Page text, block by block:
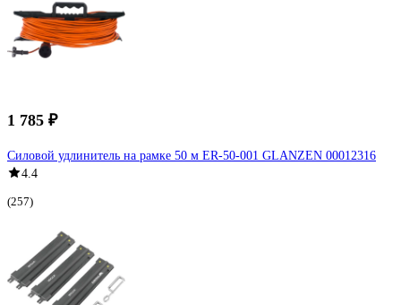
1 785 ₽
Силовой удлинитель на рамке 50 м ER-50-001 GLANZEN 00012316
4.4
(257)